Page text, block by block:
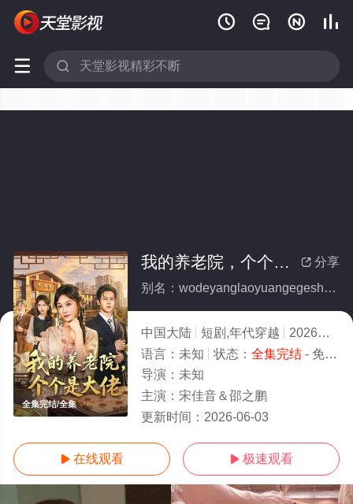
   
 
全集完结/全集
 分享
我的养老院，个个是大佬(全集)
别名：wodeyanglaoyuangegeshidalao
中国大陆 短剧,年代穿越 2026
10.0
语言： 未知 状态： 全集完结- 免费在线观看
导演： 未知
主演： 宋佳音＆邵之鹏
更新时间： 2026-06-03
 在线观看  极速观看